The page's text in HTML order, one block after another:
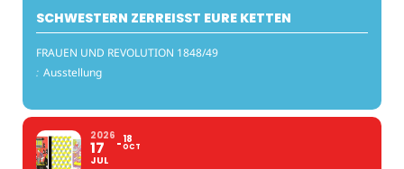
SCHWESTERN ZERREISST EURE KETTEN
FRAUEN UND REVOLUTION 1848/49
: Ausstellung
2026
17
JUL
18
OCT